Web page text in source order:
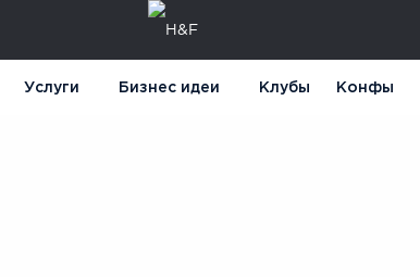
Услуги Бизнес идеи Клубы Конфы